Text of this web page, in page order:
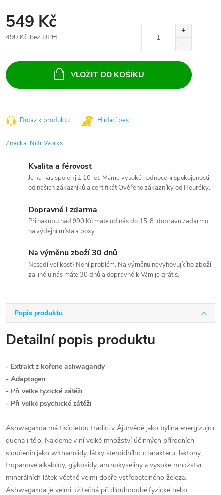
549 Kč
490 Kč bez DPH
cena:
VLOŽIT DO KOŠÍKU
Dotaz k produktu Hlídací pes
Značka: NutriWorks
Kvalita a férovost
Je na nás spoleh již 10 let. Máme vysoké hodnocení spokojenosti
od našich zákazníků a certifikát Ověřeno zákazníky od Heuréky.
Dopravné i zdarma
Při nákupu nad 990 Kč máte od nás do 15. 8. dopravu zadarmo
na výdejní místa a boxy.
Na výměnu zboží 30 dnů
Nesedí velikost? Není problém. Na výměnu nevyhovujícího zboží
za jiné u nás máte 30 dnů a dopravné k Vám je grátis.
Popis produktu
Detailní popis produktu
- Extrakt z kořene ashwagandy
- Adaptogen
- Při velké fyzické zátěži
- Při velké psychické zátěži
Ashwaganda má tisíciletou tradici v Ájurvédě jako bylina energizující
ducha i tělo. Najdeme v ní velké množství účinných přírodních
sloučenin jako withanolidy, látky steroidního charakteru, laktony,
tropanové alkaloidy, glykosidy, aminokyseliny a vysoké množství
minerálních látek včetně velmi dobře vstřebatelného železa.
Ashwaganda je velmi užitečná při dlouhodobé fyzické nebo